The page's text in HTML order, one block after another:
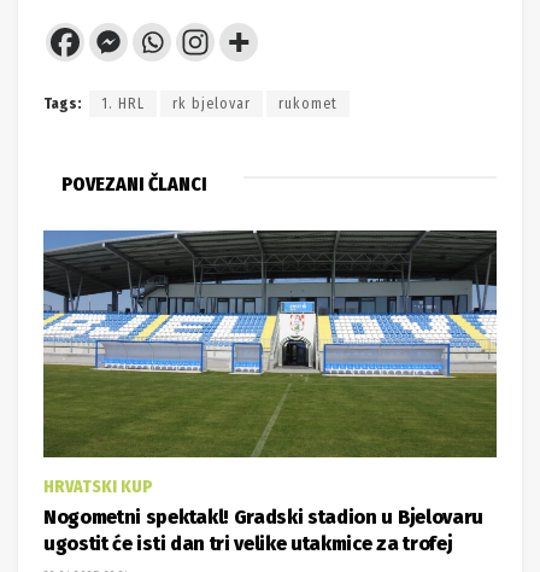
Tags: 1. HRL rk bjelovar rukomet
POVEZANI ČLANCI
HRVATSKI KUP
Nogometni spektakl! Gradski stadion u Bjelovaru
ugostit će isti dan tri velike utakmice za trofej